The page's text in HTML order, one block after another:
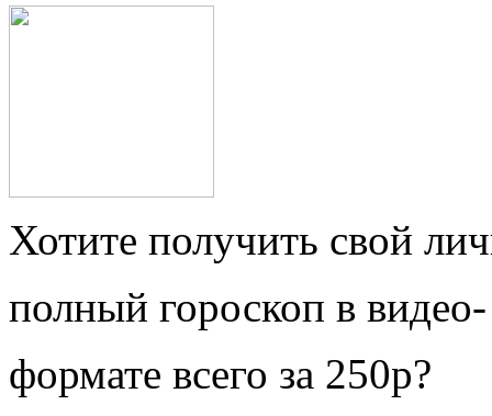
Хотите получить свой
полный гороскоп в видео-
формате всего за 250р?